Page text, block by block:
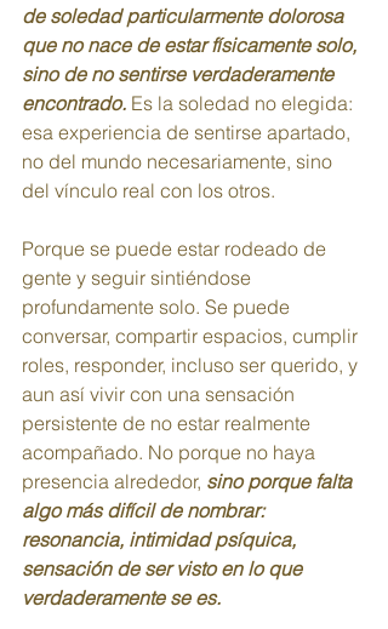
de soledad particularmente dolorosa
que no nace de estar físicamente solo,
sino de no sentirse verdaderamente
encontrado. Es la soledad no elegida:
esa experiencia de sentirse apartado,
no del mundo necesariamente, sino
del vínculo real con los otros.
Porque se puede estar rodeado de
gente y seguir sintiéndose
profundamente solo. Se puede
conversar, compartir espacios, cumplir
roles, responder, incluso ser querido, y
aun así vivir con una sensación
persistente de no estar realmente
acompañado. No porque no haya
presencia alrededor, sino porque falta
algo más difícil de nombrar:
resonancia, intimidad psíquica,
sensación de ser visto en lo que
verdaderamente se es.